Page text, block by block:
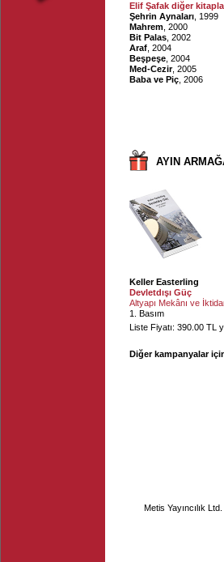
Elif Şafak diğer
Şehrin Aynaları , 1999
Mahrem , 2000
Bit Palas , 2002
Araf , 2004
Beşpeşe , 2004
Med-Cezir, 2005
Baba ve Piç , 2006
AYIN
Keller Easterling
Devletdışı Güç
Altyapı Mekânı ve
1. Basım
Liste Fiyatı: 390.00 TL
Diğer kampanyalar
Metis Yayıncılık